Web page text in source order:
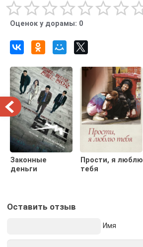
Оценок у дорамы: 0
Законные
деньги
Прости, я люблю
тебя
Оставить отзыв
Имя